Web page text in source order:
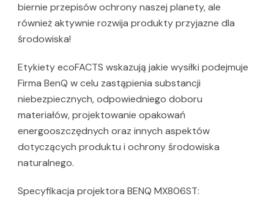
biernie przepisów ochrony naszej planety, ale
również aktywnie rozwija produkty przyjazne dla
środowiska!
Etykiety ecoFACTS wskazują jakie wysiłki podejmuje
Firma BenQ w celu zastąpienia substancji
niebezpiecznych, odpowiedniego doboru
materiałów, projektowanie opakowań
energooszczędnych oraz innych aspektów
dotyczących produktu i ochrony środowiska
naturalnego.
Specyfikacja projektora BENQ MX806ST: